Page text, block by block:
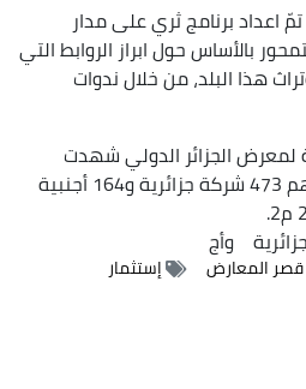
اعداد برنامج ثري على مدار
سيتمحور بالأساس حول ابراز الروابط التي
هذا البلد، من خلال ندوات
الجزائر الدولي شهدت
مشاركة نحو 640 عارضاً منهم 473 شركة جزائرية و164 أجنبية
وأج
المعارض
إستثمار